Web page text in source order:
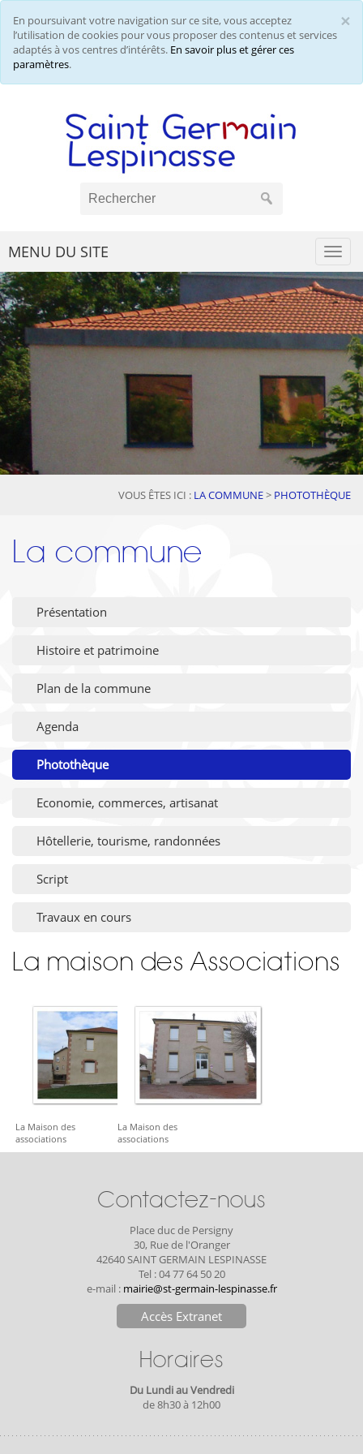
×
En poursuivant votre navigation sur ce site, vous acceptez
l’utilisation de cookies pour vous proposer des contenus et services
adaptés à vos centres d’intérêts. En savoir plus et gérer ces
paramètres.
MENU DU SITE
VOUS ÊTES ICI : LA COMMUNE> PHOTOTHÈQUE
La commune
Présentation
Histoire et patrimoine
Plan de la commune
Agenda
Photothèque
Economie, commerces, artisanat
Hôtellerie, tourisme, randonnées
Script
Travaux en cours
La maison des Associations
La Maison des
associations
La Maison des
associations
Contactez-nous
Place duc de Persigny
30, Rue de l'Oranger
42640 SAINT GERMAIN LESPINASSE
Tel : 04 77 64 50 20
e-mail : mairie@st-germain-lespinasse.fr
Accès Extranet
Horaires
Du Lundi au Vendredi
de 8h30 à 12h00